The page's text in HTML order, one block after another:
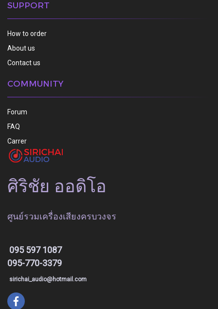
SUPPORT
How to order
About us
Contact us
COMMUNITY
Forum
FAQ
Carrer
ศิริชัย ออดิโอ
ศูนย์รวมเครื่องเสียงครบวงจร
095 597 1087
095-770-3379
sirichai_audio@hotmail.com